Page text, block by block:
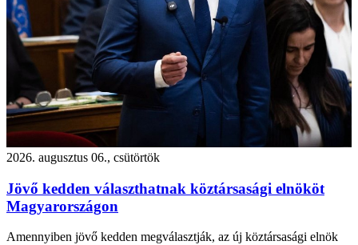
2026. augusztus 06., csütörtök
Jövő kedden választhatnak köztársasági elnököt
Magyarországon
Amennyiben jövő kedden megválasztják, az új köztársasági elnök